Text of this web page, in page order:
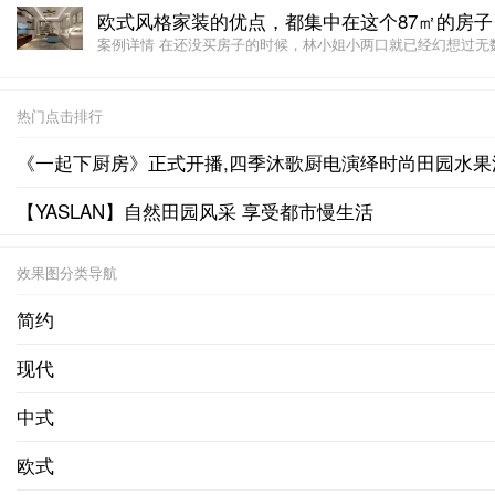
欧式风格家装的优点，都集中在这个87㎡的房子
案例详情 在还没买房子的时候，林小姐小两口就已经幻想过无
热门点击排行
《一起下厨房》正式开播,四季沐歌厨电演绎时尚田园水
【YASLAN】自然田园风采 享受都市慢生活
效果图分类导航
简约
现代
中式
欧式